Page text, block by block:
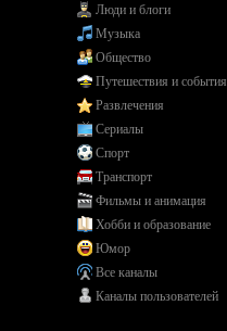
Люди и блоги
Музыка
Общество
Путешествия и события
Развлечения
Сериалы
Спорт
Транспорт
Фильмы и анимация
Хобби и образование
Юмор
Все каналы
Каналы пользователей